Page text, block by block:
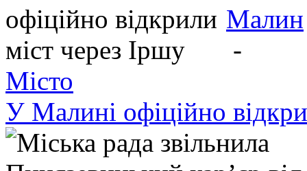
Малин
-
Місто
У Малині офіційно